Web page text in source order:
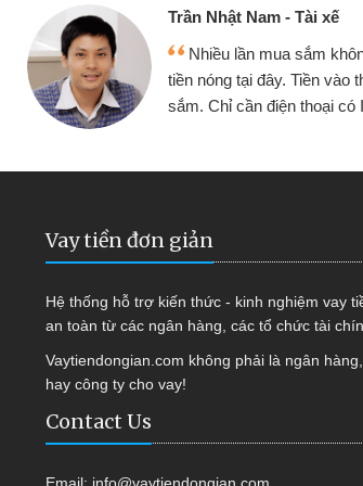
Trần Nhật Nam - Tài xế
Nhiều lần mua sắm
tiền nóng tại đây. Tiền vào
sắm. Chỉ cần điện thoại có
Vay tiền đơn giản
Hệ thống hỗ trợ kiến thức - kinh nghiệm vay
an toàn từ các ngân hàng, các tổ chức tài
Vaytiendongian.com không phải là ngân
hay công ty cho vay!
Contact Us